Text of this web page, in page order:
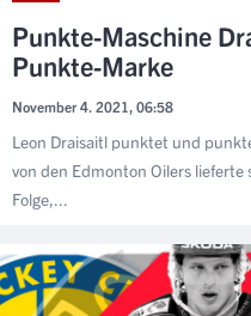
Punkte-Maschine
Punkte-Marke
November 4. 2021, 06:58
Leon Draisaitl punktet und
von den Edmonton Oilers
Folge,...